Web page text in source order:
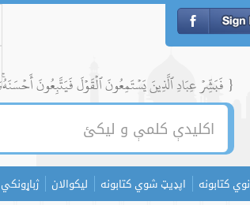
{ فَبَشِّرۡ عِبَادِ ٱلَّذِينَ يَسۡتَمِعُونَ ٱلۡقَوۡلَ فَيَتَّبِعُونَ
نوي کتابونه اپډیټ شوي کتابونه لیکوالان ژباړونکي